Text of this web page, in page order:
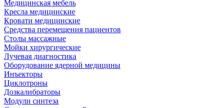
Медицинская мебель
Кресла медицинские
Кровати медицинские
Средства перемещения пациентов
Столы массажные
Мойки хирургические
Лучевая диагностика
Оборудование ядерной медицины
Инъекторы
Циклотроны
Дозкалибраторы
Модули синтеза